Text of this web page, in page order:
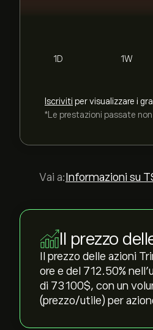
1D 1W
Iscriviti per visualizzare i
*Le prestazioni passate
Vai a: Informazioni su
Il prezzo
Il prezzo delle azioni
ore e del ‎712.50‎%
di 73100‎$‎, con un
(prezzo/utile) per